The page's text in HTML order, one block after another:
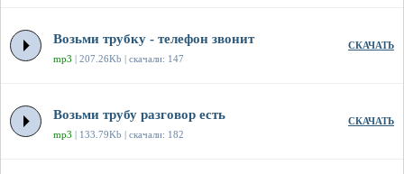
Возьми трубку - телефон звонит
mp3 | 207.26Kb | скачали: 147
СКАЧАТЬ
Возьми трубу разговор есть
mp3 | 133.79Kb | скачали: 182
СКАЧАТЬ